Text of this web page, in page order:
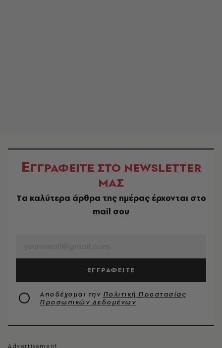
ΕΓΓΡΑΦΕΙΤΕ ΣΤΟ NEWSLETTER
ΜΑΣ
Tα καλύτερα άρθρα της ημέρας έρχονται στο
mail σου
ΕΓΓΡΑΦΕΙΤΕ
Αποδέχομαι την Πολιτική Προστασίας
Προσωπικών Δεδομένων